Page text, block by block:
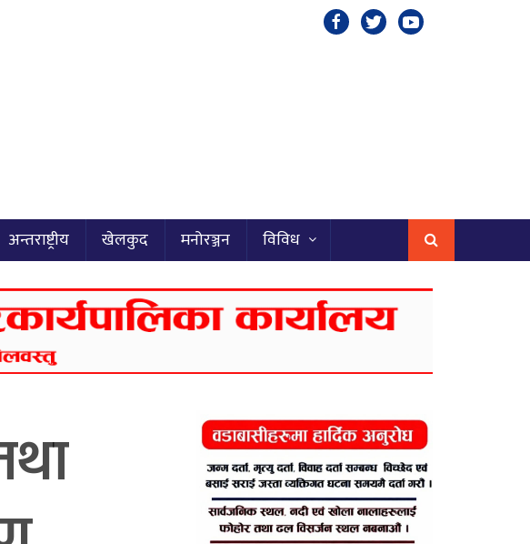
अन्तराष्ट्रीय खेलकुद मनोरञ्जन विविध